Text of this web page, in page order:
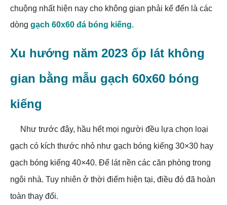
chuộng nhất hiện nay cho không gian phải kể đến là các
dòng gạch 60x60 đá bóng kiếng.
Xu hướng năm 2023 ốp lát không
gian bằng mẫu gạch 60x60 bóng
kiếng
Như trước đây, hầu hết mọi người đều lựa chọn loại
gạch có kích thước nhỏ như gạch bóng kiếng 30×30 hay
gạch bóng kiếng 40×40. Để lát nền các căn phòng trong
ngôi nhà. Tuy nhiên ở thời điểm hiện tại, điều đó đã hoàn
toàn thay đổi.